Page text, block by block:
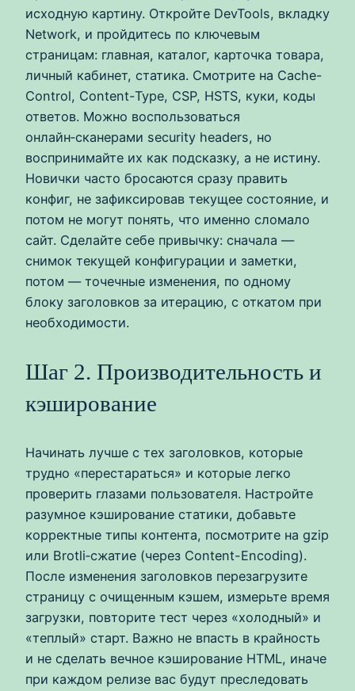
исходную картину. Откройте DevTools, вкладку
Network, и пройдитесь по ключевым
страницам: главная, каталог, карточка товара,
личный кабинет, статика. Смотрите на Cache-
Control, Content-Type, CSP, HSTS, куки, коды
ответов. Можно воспользоваться
онлайн‑сканерами security headers, но
воспринимайте их как подсказку, а не истину.
Новички часто бросаются сразу править
конфиг, не зафиксировав текущее состояние, и
потом не могут понять, что именно сломало
сайт. Сделайте себе привычку: сначала —
снимок текущей конфигурации и заметки,
потом — точечные изменения, по одному
блоку заголовков за итерацию, с откатом при
необходимости.
Шаг 2. Производительность и
кэширование
Начинать лучше с тех заголовков, которые
трудно «перестараться» и которые легко
проверить глазами пользователя. Настройте
разумное кэширование статики, добавьте
корректные типы контента, посмотрите на gzip
или Brotli‑сжатие (через Content-Encoding).
После изменения заголовков перезагрузите
страницу с очищенным кэшем, измерьте время
загрузки, повторите тест через «холодный» и
«теплый» старт. Важно не впасть в крайность
и не сделать вечное кэширование HTML, иначе
при каждом релизе вас будут преследовать